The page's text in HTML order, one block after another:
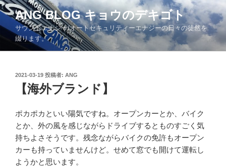
コ
ン
テ
ツ
ANG BLOG キョウのデキゴト
サウンドエナジー/オートセキュリティーエナジーの日々の徒然を
綴ります。
投
2021-03-19 投稿者: ANG
【海外ブランド】
ポカポカといい陽気ですね。オープンカーとか、バイク
とか、外の風を感じながらドライブするとものすごく気
持ちよさそうです。残念ながらバイクの免許もオープン
カーも持っていませんけど。せめて窓でも開けて運転し
ようかと思います。